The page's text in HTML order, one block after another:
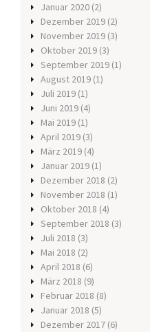
Januar 2020 (2)
Dezember 2019 (2)
November 2019 (3)
Oktober 2019 (3)
September 2019 (1)
August 2019 (1)
Juli 2019 (1)
Juni 2019 (4)
Mai 2019 (1)
April 2019 (3)
März 2019 (4)
Januar 2019 (1)
Dezember 2018 (2)
November 2018 (1)
Oktober 2018 (4)
September 2018 (3)
Juli 2018 (3)
Mai 2018 (2)
April 2018 (6)
März 2018 (9)
Februar 2018 (8)
Januar 2018 (5)
Dezember 2017 (6)